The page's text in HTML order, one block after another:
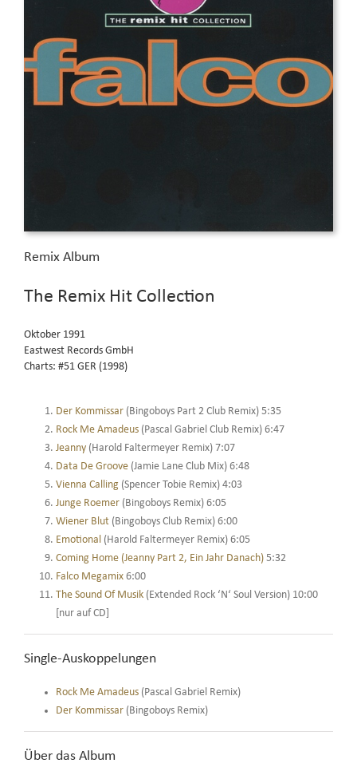
Remix Album
The Remix Hit Collection
Oktober 1991
Eastwest Records GmbH
Charts: #51 GER (1998)
Der Kommissar(Bingoboys Part 2 Club Remix) 5:35
Rock Me Amadeus(Pascal Gabriel Club Remix) 6:47
Jeanny(Harold Faltermeyer Remix) 7:07
Data De Groove(Jamie Lane Club Mix) 6:48
Vienna Calling(Spencer Tobie Remix) 4:03
Junge Roemer(Bingoboys Remix) 6:05
Wiener Blut(Bingoboys Club Remix) 6:00
Emotional(Harold Faltermeyer Remix) 6:05
Coming Home (Jeanny Part 2, Ein Jahr Danach)5:32
Falco Megamix6:00
The Sound Of Musik(Extended Rock ‘N‘ Soul Version) 10:00
[nur auf CD]
Single-Auskoppelungen
Rock Me Amadeus(Pascal Gabriel Remix)
Der Kommissar(Bingoboys Remix)
Über das Album